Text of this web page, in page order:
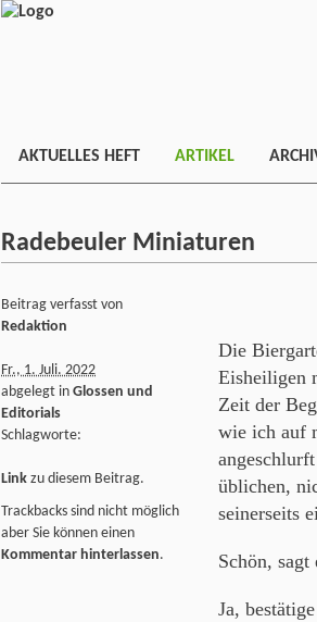
AKTUELLES HEFT ARTIKEL
Radebeuler Miniaturen
Die
Eisheiligen
Zeit der
wie ich auf
üblichen,
seinerseits
Schön,
Ja,
Beitrag verfasst von
Redaktion
Fr., 1. Juli. 2022
abgelegt in Glossen und
Editorials
Schlagworte:
Link zu diesem Beitrag.
Trackbacks sind nicht möglich
aber Sie können einen
Kommentar hinterlassen.